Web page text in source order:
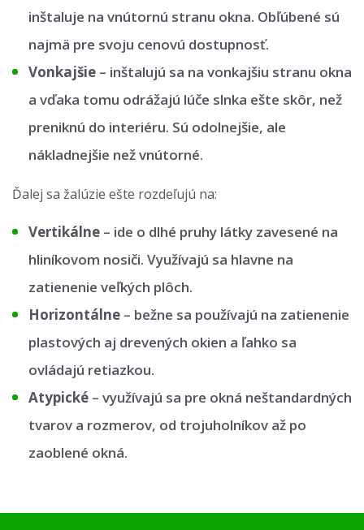
inštaluje na vnútornú stranu okna. Obľúbené sú
najmä pre svoju cenovú dostupnosť.
Vonkajšie –⁠ inštalujú sa na vonkajšiu stranu okna
a vďaka tomu odrážajú lúče slnka ešte skôr, než
preniknú do interiéru. Sú odolnejšie, ale
nákladnejšie než vnútorné.
Ďalej sa žalúzie ešte rozdeľujú na:
Vertikálne –⁠ ide o dlhé pruhy látky zavesené na
hliníkovom nosiči. Využívajú sa hlavne na
zatienenie veľkých plôch.
Horizontálne –⁠ bežne sa používajú na zatienenie
plastových aj drevených okien a ľahko sa
ovládajú retiazkou.
Atypické – využívajú sa pre okná neštandardných
tvarov a rozmerov, od trojuholníkov až po
zaoblené okná.